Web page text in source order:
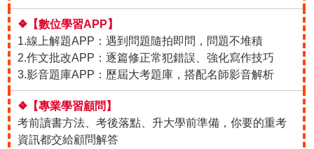
❖【數位學習APP】
1.線上解題APP：遇到問題隨拍即問，問題不堆積
2.作文批改APP：逐篇修正常犯錯誤、強化寫作技巧
3.影音題庫APP：歷屆大考題庫，搭配名師影音解析
❖【專業學習顧問】
考前讀書方法、考後落點、升大學前準備，你要的重考
資訊都交給顧問解答